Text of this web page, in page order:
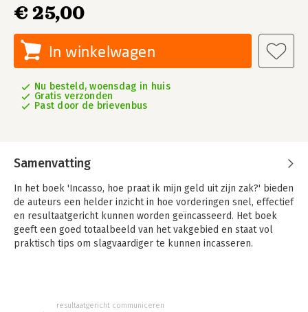
€ 25,00
In winkelwagen
Nu besteld, woensdag in huis
Gratis verzonden
Past door de brievenbus
Samenvatting
In het boek 'Incasso, hoe praat ik mijn geld uit zijn zak?' bieden
de auteurs een helder inzicht in hoe vorderingen snel, effectief
en resultaatgericht kunnen worden geïncasseerd. Het boek
geeft een goed totaalbeeld van het vakgebied en staat vol
praktisch tips om slagvaardiger te kunnen incasseren.
daadwerkelijk incasseren van de vorderingen. De nadruk in dit
resultaatgericht communiceren